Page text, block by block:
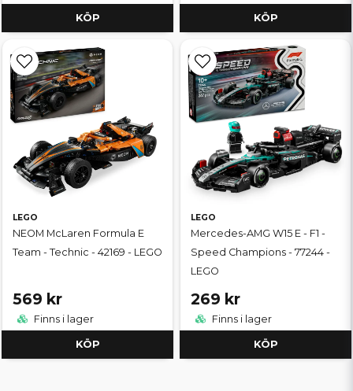
KÖP KÖP
LEGO
NEOM McLaren Formula E
Team - Technic - 42169 - LEGO
569 kr
Finns i lager
KÖP
LEGO
Mercedes-AMG W15 E - F1 -
Speed Champions - 77244 -
LEGO
269 kr
Finns i lager
KÖP